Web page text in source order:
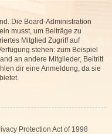
Die Board-Administration
musst, um Beiträge zu
Mitglied Zugriff auf
stehen: zum Beispiel
an andere Mitglieder, Beitritt
dir eine Anmeldung, da sie
Protection Act of 1998